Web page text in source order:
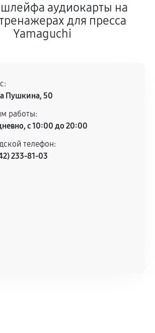
аудиокарты на
для пресса
Yamaguchi
Пушкина, 50
работы:
с 10:00 до 20:00
телефон:
233-81-03